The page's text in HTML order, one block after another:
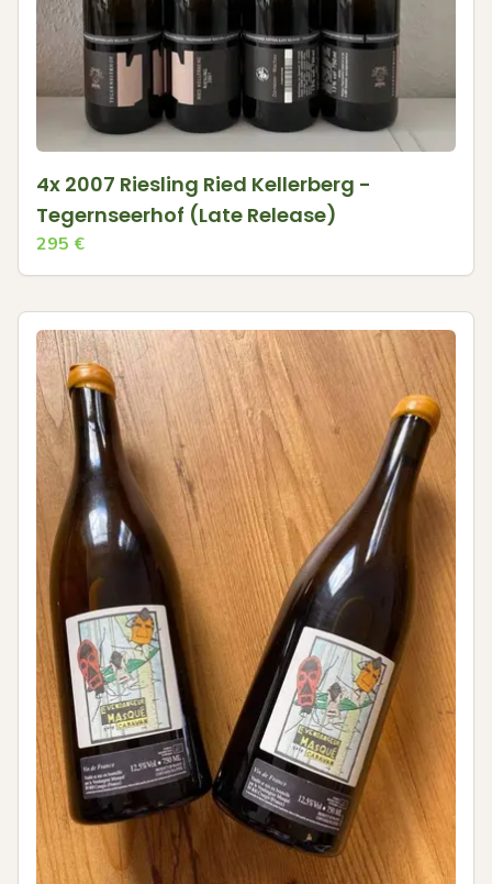
4x 2007 Riesling Ried Kellerberg -
Tegernseerhof (Late Release)
295 €